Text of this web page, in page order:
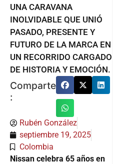
UNA CARAVANA
INOLVIDABLE QUE UNIÓ
PASADO, PRESENTE Y
FUTURO DE LA MARCA EN
UN RECORRIDO CARGADO
DE HISTORIA Y EMOCIÓN.
Comparte
:
Rubén González
septiembre 19, 2025
Colombia
Nissan celebra 65 años en